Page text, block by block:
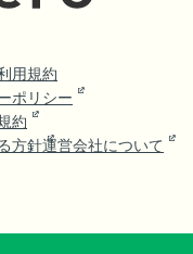
用規約
ポリシー
約
方針運営会社について